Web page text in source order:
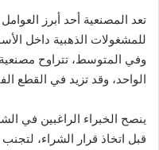
تعد المصنعية أحد أبرز
للمشغولات الذهبية داخل
الواحد، وقد تزيد في القطع
ينصح الخبراء الراغبين في
قبل اتخاذ قرار الشراء،